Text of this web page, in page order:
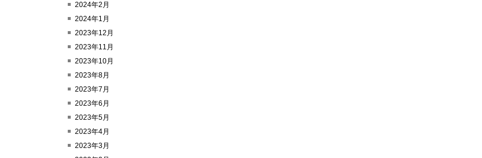
2024年2月
2024年1月
2023年12月
2023年11月
2023年10月
2023年8月
2023年7月
2023年6月
2023年5月
2023年4月
2023年3月